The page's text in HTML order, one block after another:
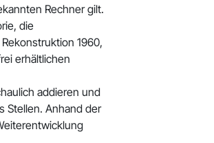
Rechner gilt.
die
1960,
erhältlichen
addieren und
Stellen. Anhand der